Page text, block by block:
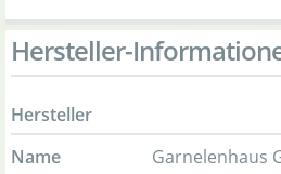
Hersteller-
Hersteller
Name
Garnelenhaus